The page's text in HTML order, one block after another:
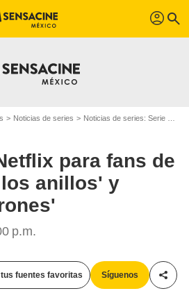
profil search
Noticias de series Noticias de series: Serie de televisión
para fans de
anillos' y
p.m.
fuentes favoritas Síguenos